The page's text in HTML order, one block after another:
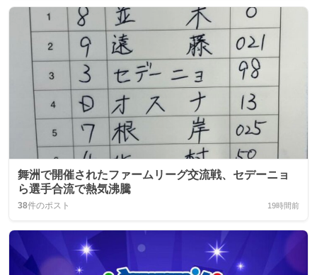
舞洲で開催されたファームリーグ交流戦、セデーニョ
ら選手合流で熱気沸騰
38件のポスト 19時間前